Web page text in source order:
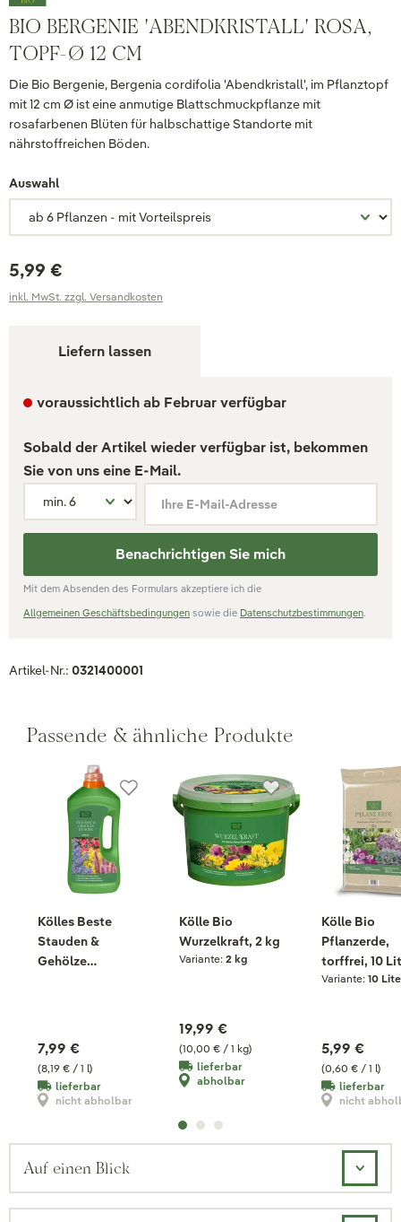
BIO BERGENIE 'ABENDKRISTALL' ROSA,
TOPF-Ø 12 CM
Die Bio Bergenie, Bergenia cordifolia 'Abendkristall', im Pflanztopf
mit 12 cm Ø ist eine anmutige Blattschmuckpflanze mit
rosafarbenen Blüten für halbschattige Standorte mit
nährstoffreichen Böden.
Auswahl
5,99 €
inkl. MwSt. zzgl. Versandkosten
Liefern lassen
voraussichtlich ab Februar verfügbar
Sobald der Artikel wieder verfügbar ist, bekommen
Sie von uns eine E-Mail.
Ihre E-Mail-Adresse
Benachrichtigen Sie mich
Mit dem Absenden des Formulars akzeptiere ich die
Allgemeinen Geschäftsbedingungen sowie die Datenschutzbestimmungen.
Artikel-Nr.: 0321400001
Passende & ähnliche Produkte
Kölles Beste
Stauden &
Gehölze
(8,19 € / 1 l)
7,99 €
lieferbar
nicht abholbar
Kölle Bio
Wurzelkraft, 2 kg
Variante:2 kg
(10,00 € / 1 kg)
19,99 €
lieferbar
abholbar
Kölle Bio
Pflanzerde,
torffrei, 10
Variante: 10
(0,60 € / 1 l)
5,99 €
lieferbar
nicht
Auf einen Blick